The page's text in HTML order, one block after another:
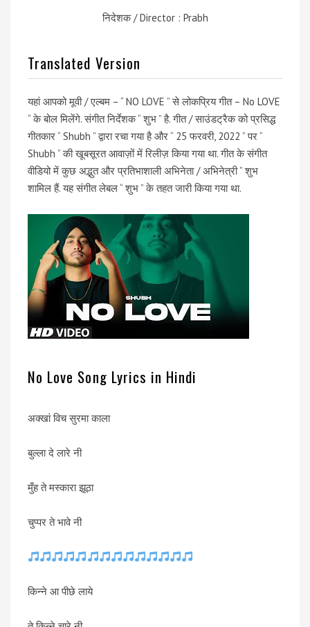
निदेशक / Director : Prabh
Translated Version
यहां आपको मूवी / एल्बम – “ NO LOVE ” से लोकप्रिय गीत – No LOVE
“ के बोल मिलेंगे. संगीत निर्देशक “ शुभ ” है. गीत / साउंडट्रैक को प्रसिद्ध
गीतकार “ Shubh ” द्वारा रचा गया है और “ 25 फरवरी, 2022 ” पर “
Shubh ” की खूबसूरत आवाज़ों में रिलीज़ किया गया था. गीत के संगीत
वीडियो में कुछ अद्भुत और प्रतिभाशाली अभिनेता / अभिनेत्री ” शुभ
शामिल हैं. यह संगीत लेबल “ शुभ ” के तहत जारी किया गया था.
No Love Song Lyrics in Hindi
अक्खां विच सुरमा काला
बुल्ला दे लारे नी
मुँह ते मस्कारा झूठा
चुप्पर ते भावे नी
किन्ने आ पीछे लाये